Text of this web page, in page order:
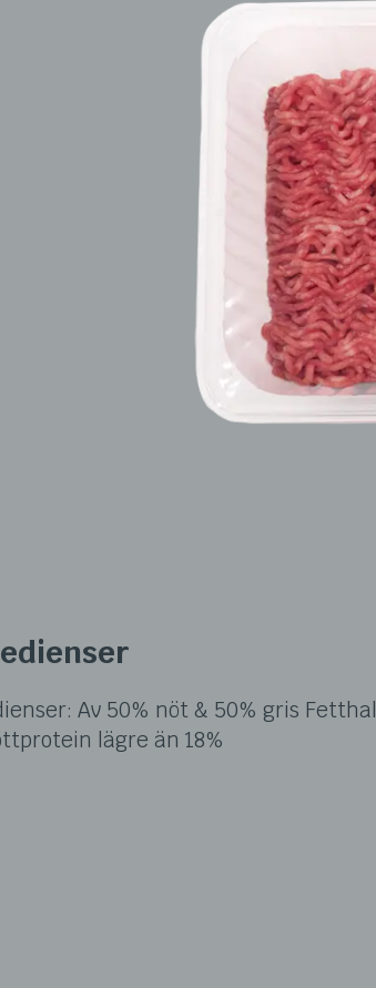
Av 50% nöt & 50% gris
lägre än 18%